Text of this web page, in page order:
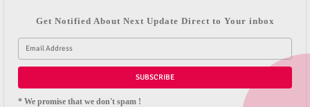
Get Notified About Next Update Direct to Your inbox
* We promise that we don't spam !